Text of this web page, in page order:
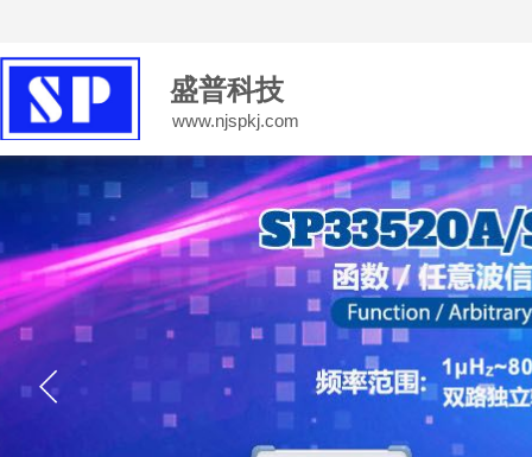
盛普科技
www.njspkj.com